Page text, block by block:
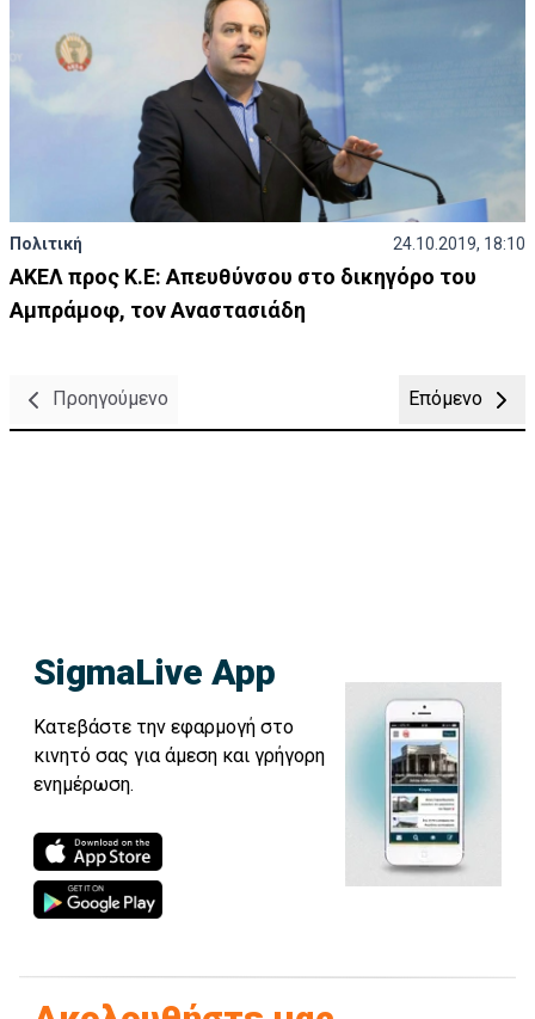
Πολιτική 24.10.2019, 18:10
ΑΚΕΛ προς Κ.Ε: Απευθύνσου στο δικηγόρο του
Αμπράμοφ, τον Αναστασιάδη
Προηγούμενο Επόμενο
SigmaLive App
Κατεβάστε την εφαρμογή στο
κινητό σας για άμεση και γρήγορη
ενημέρωση.